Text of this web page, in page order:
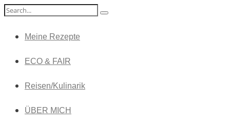
Meine Rezepte
ECO & FAIR
Reisen/Kulinarik
ÜBER MICH